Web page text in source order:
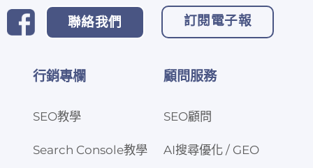
聯絡我們 訂閱電子報
行銷專欄
SEO教學
Search Console教學
顧問服務
SEO顧問
AI搜尋優化 / GEO